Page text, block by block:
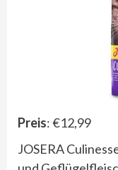
Preis: €12,99
JOSERA